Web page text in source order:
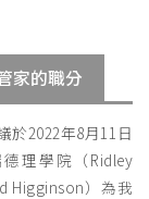
家的職分
於2022年8月11日
理學院（Ridley
Higginson）為我